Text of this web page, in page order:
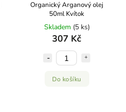
Organický Arganový olej
50ml Kvítok
Skladem (5 ks)
307 Kč
Do košíku